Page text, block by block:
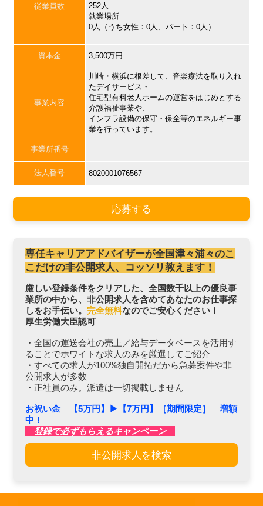
従業員数
252人
就業場所
0人（うち女性：0人、パート：0人）
資本金 3,500万円
事業内容
川崎・横浜に根差して、音楽療法を取り入れ
たデイサービス・
住宅型有料老人ホームの運営をはじめとする
介護福祉事業や、
インフラ設備の保守・保全等のエネルギー事
業を行っています。
事業所番号
法人番号 8020001076567
応募する
専任キャリアアドバイザーが全国津々浦々のこ
こだけの非公開求人、コッソリ教えます！
厳しい登録条件をクリアした、全国数千以上の優良事
業所の中から、非公開求人を含めてあなたのお仕事探
しをお手伝い。 完全無料なのでご安心ください！
厚生労働大臣認可
・全国の運送会社の売上／給与データベースを活用す
ることでホワイトな求人のみを厳選してご紹介
・すべての求人が100%独自開拓だから急募案件や非
公開求人が多数
・正社員のみ。派遣は一切掲載しません
お祝い金 【5万円】▶︎【7万円】［期間限定］ 増額
中！
登録で必ずもらえるキャンペーン
非公開求人を検索